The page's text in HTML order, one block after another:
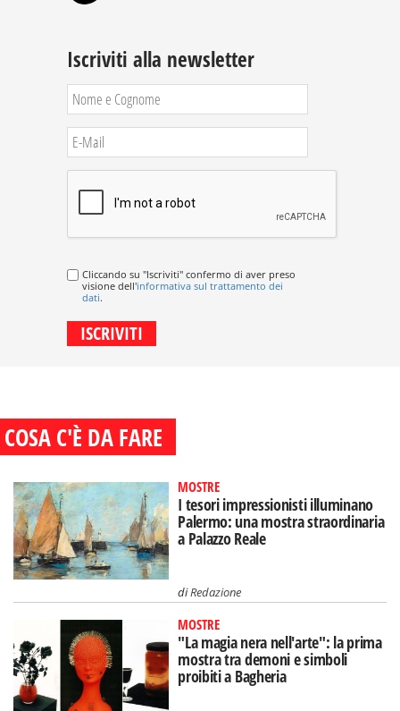
Iscriviti alla newsletter
Cliccando su "Iscriviti" confermo di aver preso
visione dell'informativa sul trattamento dei
dati.
COSA C'È DA FARE
MOSTRE
I tesori impressionisti illuminano
Palermo: una mostra straordinaria
a Palazzo Reale
diRedazione
MOSTRE
"La magia nera nell'arte": la prima
mostra tra demoni e simboli
proibiti a Bagheria